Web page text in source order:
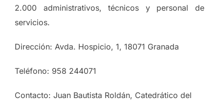
2.000 administrativos, técnicos y personal de
servicios.
Dirección: Avda. Hospicio, 1, 18071 Granada
Teléfono: 958 244071
Contacto: Juan Bautista Roldán, Catedrático del